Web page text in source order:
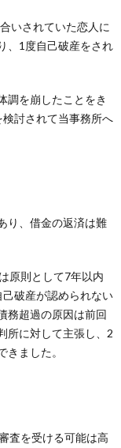
いされていた恋人に
、1度自己破産をされ
調を崩したことをき
討されて当事務所へ
り、借金の返済は難
原則として7年以内
破産が認められない
務超過の原因は前回
所に対して主張し、2
ました。
査を受ける可能は高